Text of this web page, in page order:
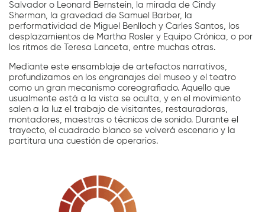
Salvador o Leonard Bernstein, la mirada de Cindy
Sherman, la gravedad de Samuel Barber, la
performatividad de Miguel Benlloch y Carles Santos, los
desplazamientos de Martha Rosler y Equipo Crónica, o por
los ritmos de Teresa Lanceta, entre muchas otras.
Mediante este ensamblaje de artefactos narrativos,
profundizamos en los engranajes del museo y el teatro
como un gran mecanismo coreografiado. Aquello que
usualmente está a la vista se oculta, y en el movimiento
salen a la luz el trabajo de visitantes, restauradoras,
montadores, maestras o técnicos de sonido. Durante el
trayecto, el cuadrado blanco se volverá escenario y la
partitura una cuestión de operarios.